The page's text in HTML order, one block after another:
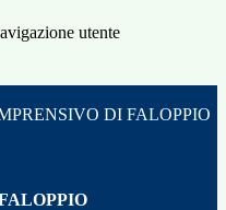
utente
DI FALOPPIO